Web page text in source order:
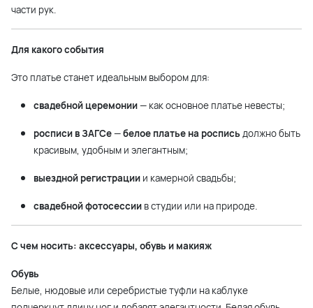
части рук.
Для какого события
Это платье станет идеальным выбором для:
свадебной церемонии— как основное платье невесты;
росписи в ЗАГСе—белое платье на роспись должно быть
красивым, удобным и элегантным;
выездной регистрации и камерной свадьбы;
свадебной фотосессии в студии или на природе.
С чем носить: аксессуары, обувь и макияж
Обувь
Белые, нюдовые или серебристые туфли на каблуке